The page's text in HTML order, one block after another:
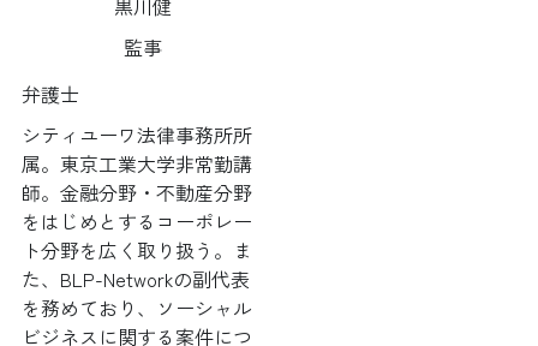
監事
弁護士
シティユーワ法律事務所所
属。東京工業大学非常勤講
師。金融分野・不動産分野
をはじめとするコーポレー
ト分野を広く取り扱う。ま
た、BLP-Networkの副代表
を務めており、ソーシャル
ビジネスに関する案件につ